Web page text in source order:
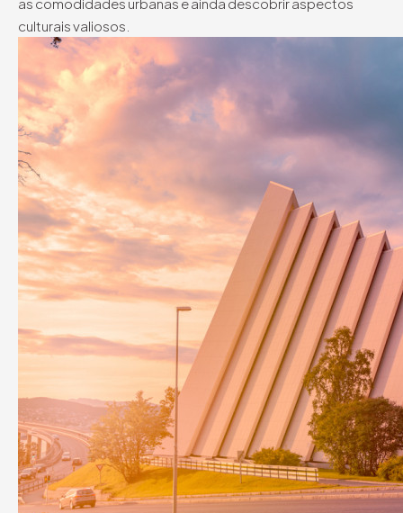
culturais valiosos.